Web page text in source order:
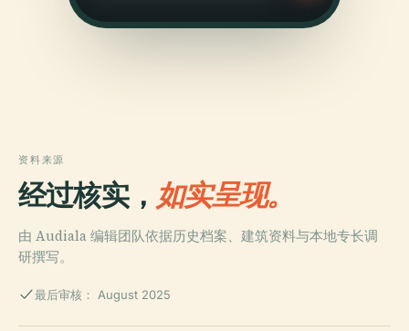
资料来源
经过核实， 如实呈现。
由 Audiala 编辑团队依据历史档案、建筑资料与本地专长调
研撰写。
最后审核： August 2025